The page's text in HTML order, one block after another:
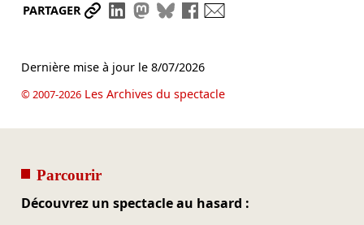
PARTAGER Partager le lien
Partager sur LinkedIn
Partager sur Mastodon
Partager sur Bluesky
Partager sur Facebook
Dernière mise à jour le 8/07/2026
© 2007-2026Les Archives du spectacle
Parcourir
Découvrez un spectacle au hasard :